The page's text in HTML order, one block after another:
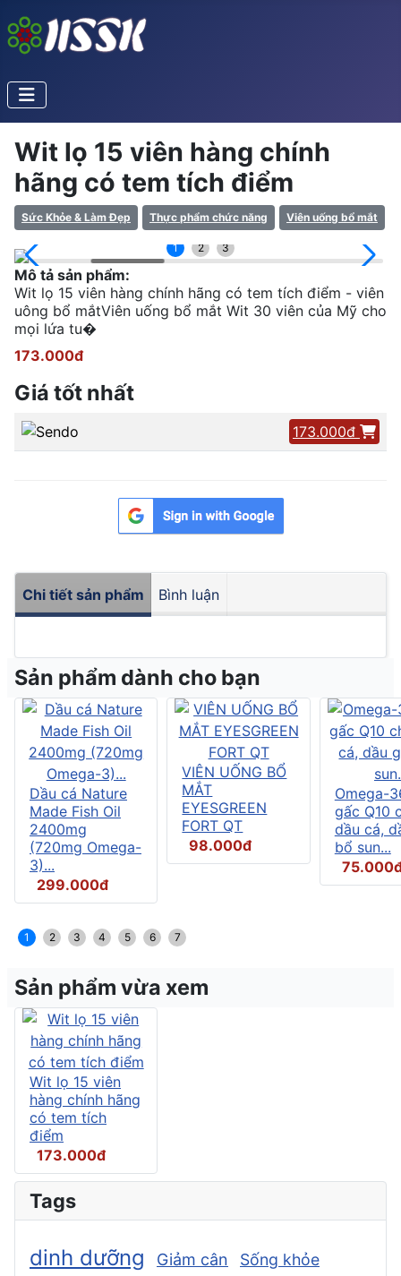
Wit lọ 15 viên hàng chính
hãng có tem tích điểm
Sức Khỏe & Làm Đẹp Thực phẩm chức năng Viên uống bổ mắt
1 2 3
Mô tả sản phẩm:
Wit lọ 15 viên hàng chính hãng có tem tích điểm - viên
uông bổ mắtViên uống bổ mắt Wit 30 viên của Mỹ cho
mọi lứa tu�
173.000đ
Giá tốt nhất
173.000đ
Chi tiết sản phẩm Bình luận
Sản phẩm dành cho bạn
Dầu cá Nature
Made Fish Oil
2400mg
(720mg Omega-
3)...
299.000đ
VIÊN UỐNG BỔ
MẮT
EYESGREEN
FORT QT
98.000đ
Omega-
gấc Q10
dầu cá,
bổ sun...
1 2 3 4 5 6 7
Sản phẩm vừa xem
Wit lọ 15 viên
hàng chính hãng
có tem tích
điểm
173.000đ
Tags
dinh dưỡng Giảm cân Sống khỏe